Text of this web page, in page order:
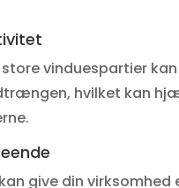
vinduespartier
hvilket kan
give din